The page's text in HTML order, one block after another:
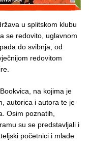
u splitskom klubu
se redovito, uglavnom
do svibnja, od
redovitom
na kojima je
autorica i autora te je
Osim poznatih,
su se predstavljali i
početnici i mlade